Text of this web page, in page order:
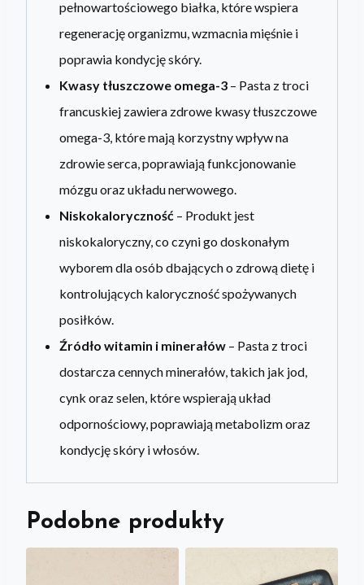
pełnowartościowego białka, które wspiera
regenerację organizmu, wzmacnia mięśnie i
poprawia kondycję skóry.
Kwasy tłuszczowe omega-3 – Pasta z troci
francuskiej zawiera zdrowe kwasy tłuszczowe
omega-3, które mają korzystny wpływ na
zdrowie serca, poprawiają funkcjonowanie
mózgu oraz układu nerwowego.
Niskokaloryczność – Produkt jest
niskokaloryczny, co czyni go doskonałym
wyborem dla osób dbających o zdrową dietę i
kontrolujących kaloryczność spożywanych
posiłków.
Źródło witamin i minerałów – Pasta z troci
dostarcza cennych minerałów, takich jak jod,
cynk oraz selen, które wspierają układ
odpornościowy, poprawiają metabolizm oraz
kondycję skóry i włosów.
Podobne produkty